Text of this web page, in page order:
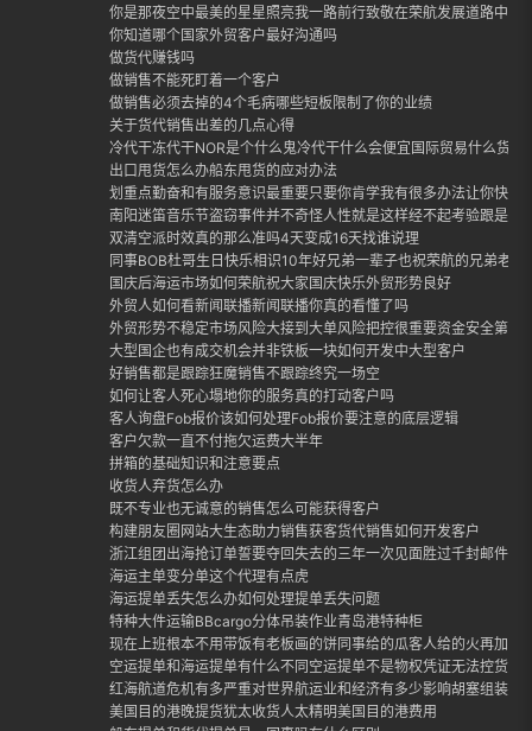
你是那夜空中最美的星星照亮我一路前行致敬在荣航发展道路中每
你知道哪个国家外贸客户最好沟通吗
做货代赚钱吗
做销售不能死盯着一个客户
做销售必须去掉的4个毛病哪些短板限制了你的业绩
关于货代销售出差的几点心得
冷代干冻代干NOR是个什么鬼冷代干什么会便宜国际贸易什么货适
出口甩货怎么办船东甩货的应对办法
划重点勤奋和有服务意识最重要只要你肯学我有很多办法让你快
南阳迷笛音乐节盗窃事件并不奇怪人性就是这样经不起考验跟是否
双清空派时效真的那么准吗4天变成16天找谁说理
同事BOB杜哥生日快乐相识10年好兄弟一辈子也祝荣航的兄弟老
国庆后海运市场如何荣航祝大家国庆快乐外贸形势良好
外贸人如何看新闻联播新闻联播你真的看懂了吗
外贸形势不稳定市场风险大接到大单风险把控很重要资金安全第一
大型国企也有成交机会并非铁板一块如何开发中大型客户
好销售都是跟踪狂魔销售不跟踪终究一场空
如何让客人死心塌地你的服务真的打动客户吗
客人询盘Fob报价该如何处理Fob报价要注意的底层逻辑
客户欠款一直不付拖欠运费大半年
拼箱的基础知识和注意要点
收货人弃货怎么办
既不专业也无诚意的销售怎么可能获得客户
构建朋友圈网站大生态助力销售获客货代销售如何开发客户
浙江组团出海抢订单誓要夺回失去的三年一次见面胜过千封邮件外
海运主单变分单这个代理有点虎
海运提单丢失怎么办如何处理提单丢失问题
特种大件运输BBcargo分体吊装作业青岛港特种柜
现在上班根本不用带饭有老板画的饼同事给的瓜客人给的火再加上
空运提单和海运提单有什么不同空运提单不是物权凭证无法控货
红海航道危机有多严重对世界航运业和经济有多少影响胡塞组装封
美国目的港晚提货犹太收货人太精明美国目的港费用